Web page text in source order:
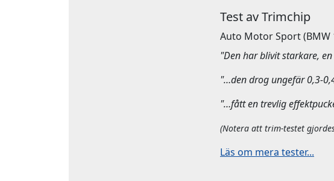
Test av Trimchip
Auto Motor Sport
"Den har blivit starkare,
"…den drog ungefär 0,3-
"…fått en trevlig
(Notera att trim-testet
Läs om mera tester...